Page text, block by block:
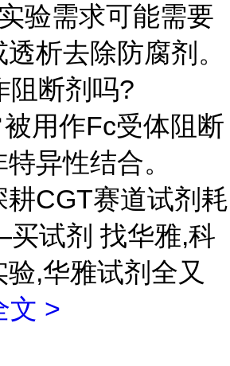
验需求可能需要
析去除防腐剂。
阻断剂吗?
用作Fc受体阻断
异性结合。
CGT赛道试剂耗
试剂 找华雅,科
,华雅试剂全又
文 >